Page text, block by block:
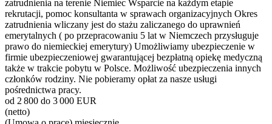
zatrudnienia na terenie Niemiec Wsparcie na każdym etapie
rekrutacji, pomoc konsultanta w sprawach organizacyjnych Okres
zatrudnienia wliczany jest do stażu zaliczanego do uprawnień
emerytalnych ( po przepracowaniu 5 lat w Niemczech przysługuje
prawo do niemieckiej emerytury) Umożliwiamy ubezpieczenie w
firmie ubezpieczeniowej gwarantującej bezpłatną opiekę medyczną
także w trakcie pobytu w Polsce. Możliwość ubezpieczenia innych
członków rodziny. Nie pobieramy opłat za nasze usługi
pośrednictwa pracy.
od 2 800 do 3 000 EUR
(netto)